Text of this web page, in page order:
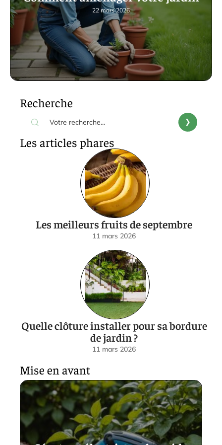
22 mars 2026
Recherche
Les articles phares
Les meilleurs fruits de septembre
11 mars 2026
Quelle clôture installer pour sa bordure
de jardin ?
11 mars 2026
Mise en avant